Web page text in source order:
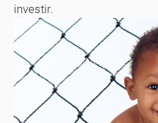
investir.